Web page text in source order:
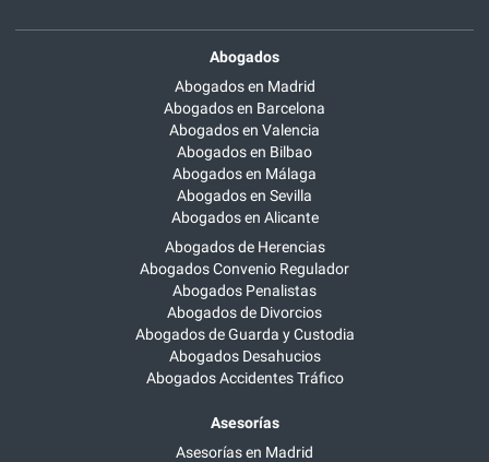
Abogados
Abogados en Madrid
Abogados en Barcelona
Abogados en Valencia
Abogados en Bilbao
Abogados en Málaga
Abogados en Sevilla
Abogados en Alicante
Abogados de Herencias
Abogados Convenio Regulador
Abogados Penalistas
Abogados de Divorcios
Abogados de Guarda y Custodia
Abogados Desahucios
Abogados Accidentes Tráfico
Asesorías
Asesorías en Madrid